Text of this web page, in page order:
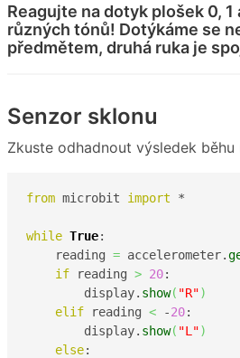
Reagujte na dotyk plošek 0, 1
různých tónů! Dotýkáme se
předmětem, druhá ruka je
Senzor sklonu
Zkuste odhadnout výsledek běhu
from microbit import *
while True:
    reading
= accelerometer.
if reading > 20:
        display.
show( "R")
elif reading < -20:
        display.
show( "L")
else: